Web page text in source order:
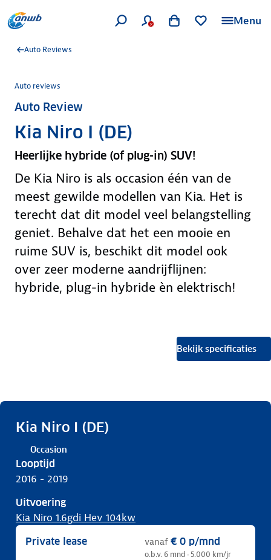
Menu
Auto Reviews
Auto reviews
Auto Review
Kia Niro I (DE)
Heerlijke hybride (of plug-in) SUV!
De Kia Niro is als occasion één van de
meest gewilde modellen van Kia. Het is
terecht dat dit model veel belangstelling
geniet. Behalve dat het een mooie en
ruime SUV is, beschikt dit model ook
over zeer moderne aandrijflijnen:
hybride, plug-in hybride èn elektrisch!
Bekijk specificaties
Kia Niro I (DE)
Occasion
Looptijd
2016 - 2019
Uitvoering
Kia Niro 1.6gdi Hev 104kw
Private lease vanaf € 0 p/mnd
o.b.v. 6 mnd · 5.000 km/jr